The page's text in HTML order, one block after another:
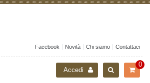
Facebook Novità Chi siamo Contattaci
0
Accedi